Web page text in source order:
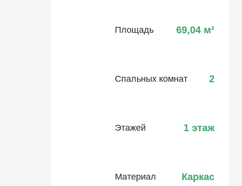
Площадь 69,04 м²
Спальных комнат 2
Этажей 1 этаж
Материал Каркас